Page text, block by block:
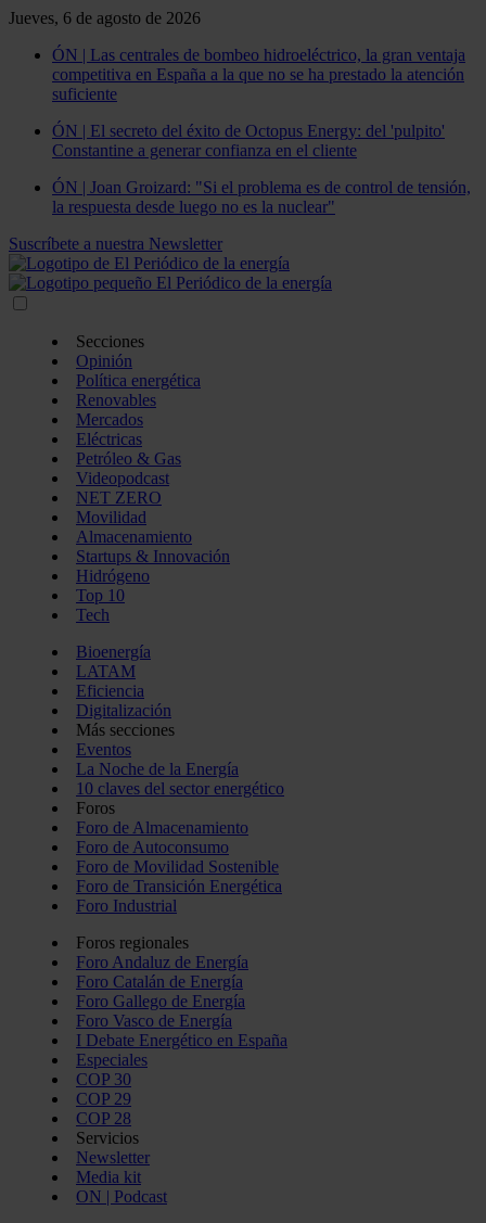
Jueves, 6 de agosto de 2026
ÓN | Las centrales de bombeo hidroeléctrico, la gran ventaja
competitiva en España a la que no se ha prestado la atención
suficiente
ÓN | El secreto del éxito de Octopus Energy: del 'pulpito'
Constantine a generar confianza en el cliente
ÓN | Joan Groizard: "Si el problema es de control de tensión,
la respuesta desde luego no es la nuclear"
Suscríbete a nuestra Newsletter
Secciones
Opinión
Política energética
Renovables
Mercados
Eléctricas
Petróleo & Gas
Videopodcast
NET ZERO
Movilidad
Almacenamiento
Startups & Innovación
Hidrógeno
Top 10
Tech
Bioenergía
LATAM
Eficiencia
Digitalización
Más secciones
Eventos
La Noche de la Energía
10 claves del sector energético
Foros
Foro de Almacenamiento
Foro de Autoconsumo
Foro de Movilidad Sostenible
Foro de Transición Energética
Foro Industrial
Foros regionales
Foro Andaluz de Energía
Foro Catalán de Energía
Foro Gallego de Energía
Foro Vasco de Energía
I Debate Energético en España
Especiales
COP 30
COP 29
COP 28
Servicios
Newsletter
Media kit
ON | Podcast